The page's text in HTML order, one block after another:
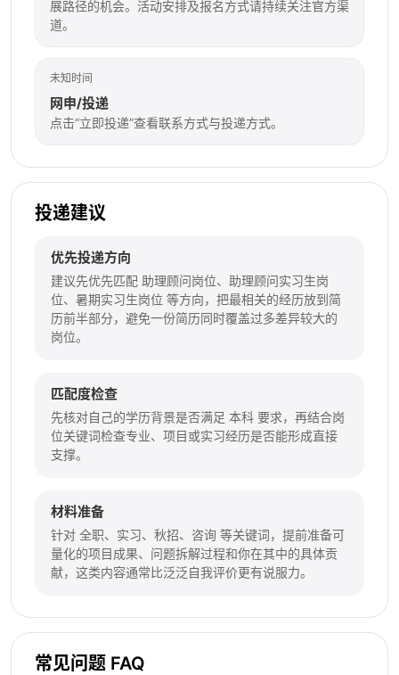
展路径的机会。活动安排及报名方式请持续关注官方渠
道。
未知时间
网申/投递
点击“立即投递”查看联系方式与投递方式。
投递建议
优先投递方向
建议先优先匹配 助理顾问岗位、助理顾问实习生岗
位、暑期实习生岗位 等方向，把最相关的经历放到简
历前半部分，避免一份简历同时覆盖过多差异较大的
岗位。
匹配度检查
先核对自己的学历背景是否满足 本科 要求，再结合岗
位关键词检查专业、项目或实习经历是否能形成直接
支撑。
材料准备
针对 全职、实习、秋招、咨询 等关键词，提前准备可
量化的项目成果、问题拆解过程和你在其中的具体贡
献，这类内容通常比泛泛自我评价更有说服力。
常见问题 FAQ